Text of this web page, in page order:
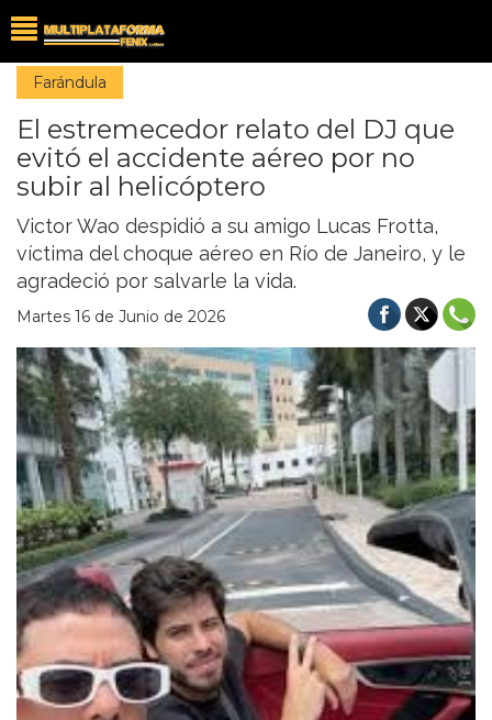
Farándula
El estremecedor relato del DJ que
evitó el accidente aéreo por no
subir al helicóptero
Victor Wao despidió a su amigo Lucas Frotta,
víctima del choque aéreo en Río de Janeiro, y le
agradeció por salvarle la vida.
Martes 16 de Junio de 2026